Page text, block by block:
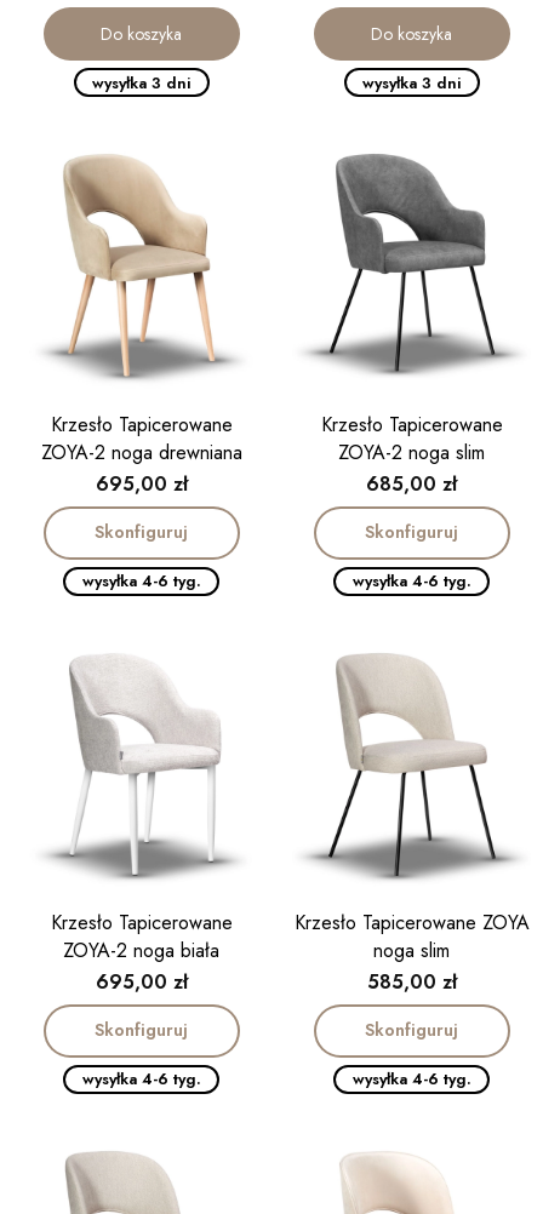
Do koszyka
wysyłka 3 dni
Do koszyka
wysyłka 3 dni
Krzesło Tapicerowane
ZOYA-2 noga drewniana
Cena
695,00 zł
Skonfiguruj
wysyłka 4-6 tyg.
Krzesło Tapicerowane
ZOYA-2 noga slim
Cena
685,00 zł
Skonfiguruj
wysyłka 4-6 tyg.
Krzesło Tapicerowane
ZOYA-2 noga biała
Cena
695,00 zł
Skonfiguruj
wysyłka 4-6 tyg.
Krzesło Tapicerowane ZOYA
noga slim
Cena
585,00 zł
Skonfiguruj
wysyłka 4-6 tyg.